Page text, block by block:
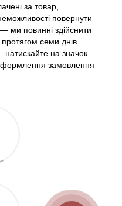
за товар,
повернути
ми повинні здійснити
семи днів.
на значок
замовлення